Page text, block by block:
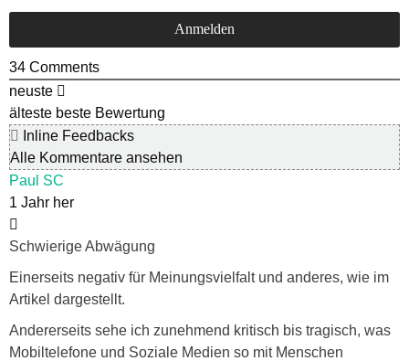
34 Comments
neuste
älteste beste Bewertung
Inline Feedbacks
Alle Kommentare ansehen
Paul SC
1 Jahr her
Schwierige Abwägung
Einerseits negativ für Meinungsvielfalt und anderes, wie im
Artikel dargestellt.
Andererseits sehe ich zunehmend kritisch bis tragisch, was
Mobiltelefone und Soziale Medien so mit Menschen